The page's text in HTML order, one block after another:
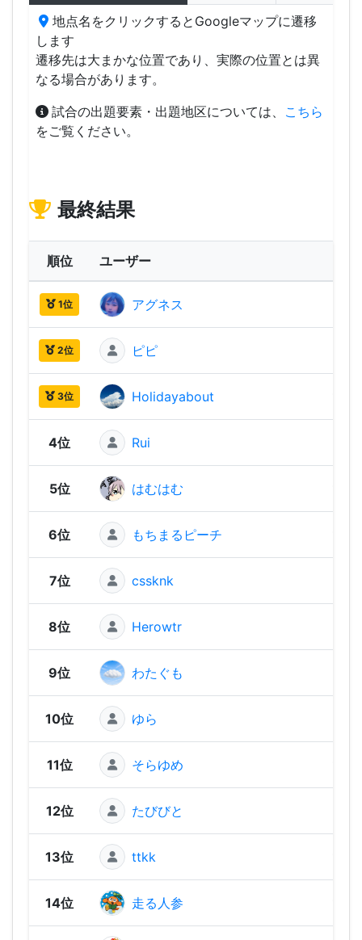
地点名をクリックするとGoogleマップに遷移
します
遷移先は大まかな位置であり、実際の位置とは異
なる場合があります。
試合の出題要素・出題地区については、 こちら
をご覧ください。
最終結果
順位 ユーザー
1位 アグネス
2位 ピピ
3位 Holidayabout
4位 Rui
5位 はむはむ
6位 もちまるピーチ
7位 cssknk
8位 Herowtr
9位 わたぐも
10位 ゆら
11位 そらゆめ
12位 たびびと
13位 ttkk
14位 走る人参